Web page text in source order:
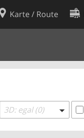
Karte / Route
3D: egal (0)